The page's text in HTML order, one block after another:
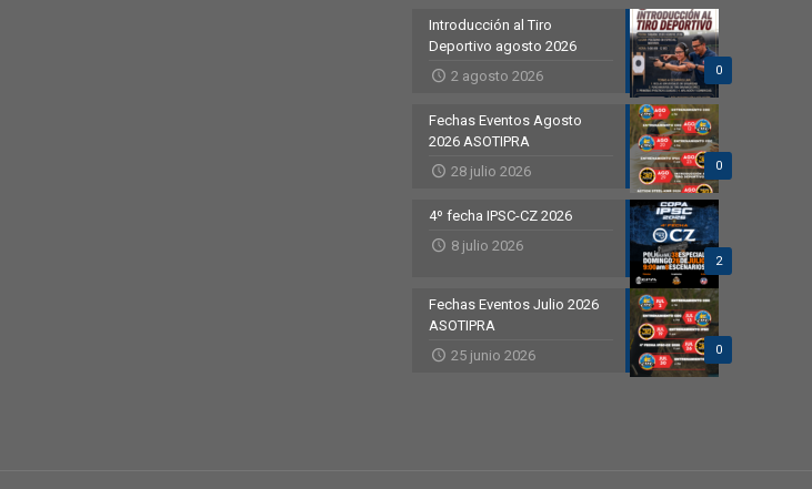
0
Introducción al Tiro
Deportivo agosto 2026
2 agosto 2026
0
Fechas Eventos Agosto
2026 ASOTIPRA
28 julio 2026
2
4º fecha IPSC-CZ 2026
8 julio 2026
0
Fechas Eventos Julio 2026
ASOTIPRA
25 junio 2026